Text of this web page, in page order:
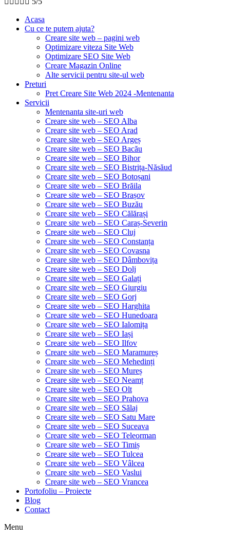
Acasa
Cu ce te putem ajuta?
Creare site web – pagini web
Optimizare viteza Site Web
Optimizare SEO Site Web
Creare Magazin Online
Alte servicii pentru site-ul web
Preturi
Pret Creare Site Web 2024 -Mentenanta
Servicii
Mentenanta site-uri web
Creare site web – SEO Alba
Creare site web – SEO Arad
Creare site web – SEO Argeș
Creare site web – SEO Bacău
Creare site web – SEO Bihor
Creare site web – SEO Bistrița-Năsăud
Creare site web – SEO Botoșani
Creare site web – SEO Brăila
Creare site web – SEO Brașov
Creare site web – SEO Buzău
Creare site web – SEO Călărași
Creare site web – SEO Caraș-Severin
Creare site web – SEO Cluj
Creare site web – SEO Constanța
Creare site web – SEO Covasna
Creare site web – SEO Dâmbovița
Creare site web – SEO Dolj
Creare site web – SEO Galați
Creare site web – SEO Giurgiu
Creare site web – SEO Gorj
Creare site web – SEO Harghita
Creare site web – SEO Hunedoara
Creare site web – SEO Ialomița
Creare site web – SEO Iași
Creare site web – SEO Ilfov
Creare site web – SEO Maramureș
Creare site web – SEO Mehedinți
Creare site web – SEO Mureș
Creare site web – SEO Neamț
Creare site web – SEO Olt
Creare site web – SEO Prahova
Creare site web – SEO Sălaj
Creare site web – SEO Satu Mare
Creare site web – SEO Suceava
Creare site web – SEO Teleorman
Creare site web – SEO Timiș
Creare site web – SEO Tulcea
Creare site web – SEO Vâlcea
Creare site web – SEO Vaslui
Creare site web – SEO Vrancea
Portofoliu – Proiecte
Blog
Contact
Menu